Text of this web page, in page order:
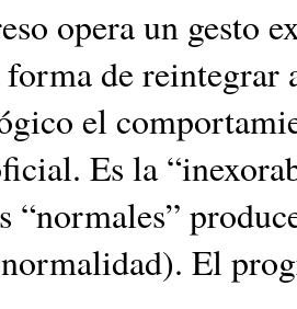
opera un gesto
de reintegrar
el
Es la
“normales”
El